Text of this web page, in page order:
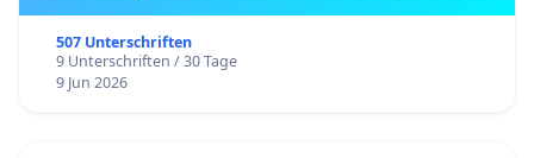
507 Unterschriften
9 Unterschriften / 30 Tage
9 Jun 2026